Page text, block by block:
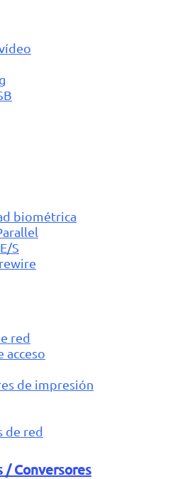
biométrica
S
red
acceso
de impresión
de red
/ Conversores